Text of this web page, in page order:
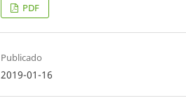
PDF
Publicado
2019-01-16